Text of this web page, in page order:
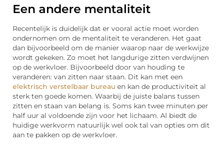
Een andere mentaliteit
Recentelijk is duidelijk dat er vooral actie moet worden
ondernomen om de mentaliteit te veranderen. Het gaat
dan bijvoorbeeld om de manier waarop naar de werkwijze
wordt gekeken. Zo moet het langdurige zitten verdwijnen
op de werkvloer. Bijvoorbeeld door van houding te
veranderen: van zitten naar staan. Dit kan met een
elektrisch verstelbaar bureau en kan de productiviteit al
sterk ten goede komen. Waarbij de juiste balans tussen
zitten en staan van belang is. Soms kan twee minuten per
half uur al voldoende zijn voor het lichaam. Al biedt de
huidige werkvorm natuurlijk wel ook tal van opties om dit
aan te pakken op de werkvloer.